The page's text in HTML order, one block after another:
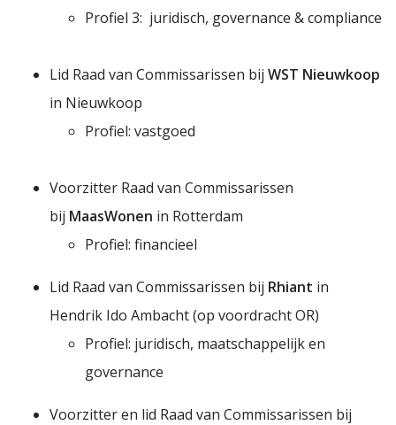
Profiel 3: juridisch, governance & compliance
Lid Raad van Commissarissen bij WST Nieuwkoop
in Nieuwkoop
Profiel: vastgoed
Voorzitter Raad van Commissarissen
bij MaasWonen in Rotterdam
Profiel: financieel
Lid Raad van Commissarissen bij Rhiant in
Hendrik Ido Ambacht (op voordracht OR)
Profiel: juridisch, maatschappelijk en
governance
Voorzitter en lid Raad van Commissarissen bij